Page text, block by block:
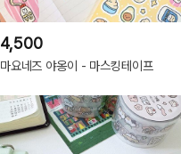
4,500
마요네즈 야옹이 - 마스킹테이프